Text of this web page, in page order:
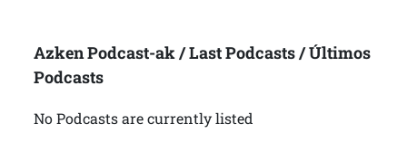
Azken Podcast-ak / Last Podcasts / Últimos
Podcasts
No Podcasts are currently listed